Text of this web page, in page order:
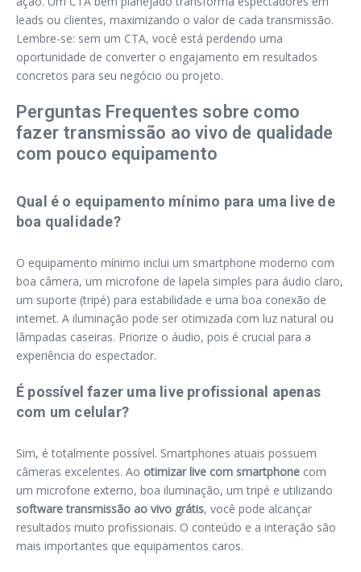
leads ou clientes, maximizando o valor de cada transmissão.
Lembre-se: sem um CTA, você está perdendo uma
oportunidade de converter o engajamento em resultados
concretos para seu negócio ou projeto.
Perguntas Frequentes sobre como
fazer transmissão ao vivo de qualidade
com pouco equipamento
Qual é o equipamento mínimo para uma live de
boa qualidade?
O equipamento mínimo inclui um smartphone moderno com
boa câmera, um microfone de lapela simples para áudio claro,
um suporte (tripé) para estabilidade e uma boa conexão de
internet. A iluminação pode ser otimizada com luz natural ou
lâmpadas caseiras. Priorize o áudio, pois é crucial para a
experiência do espectador.
É possível fazer uma live profissional apenas
com um celular?
Sim, é totalmente possível. Smartphones atuais possuem
câmeras excelentes. Ao otimizar live com smartphone com
um microfone externo, boa iluminação, um tripé e utilizando
software transmissão ao vivo grátis, você pode alcançar
resultados muito profissionais. O conteúdo e a interação são
mais importantes que equipamentos caros.